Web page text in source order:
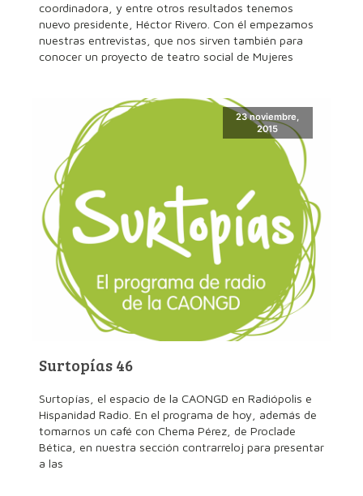
coordinadora, y entre otros resultados tenemos
nuevo presidente, Héctor Rivero. Con él empezamos
nuestras entrevistas, que nos sirven también para
conocer un proyecto de teatro social de Mujeres
23 noviembre,
2015
Surtopías 46
Surtopías, el espacio de la CAONGD en Radiópolis e
Hispanidad Radio. En el programa de hoy, además de
tomarnos un café con Chema Pérez, de Proclade
Bética, en nuestra sección contrarreloj para presentar
a las